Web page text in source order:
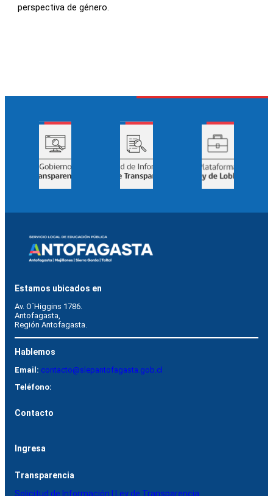
perspectiva de género.
Estamos ubicados en
Av. O´Higgins 1786.
Antofagasta,
Región Antofagasta.
Hablemos
Email: contacto@slepantofagasta.gob.cl
Teléfono:
Contacto
Ingresa
Transparencia
Solicitud de Información | Ley de Transparencia